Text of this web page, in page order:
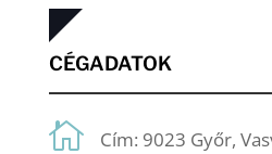
CÉGADATOK
Cím: 9023 Győr,